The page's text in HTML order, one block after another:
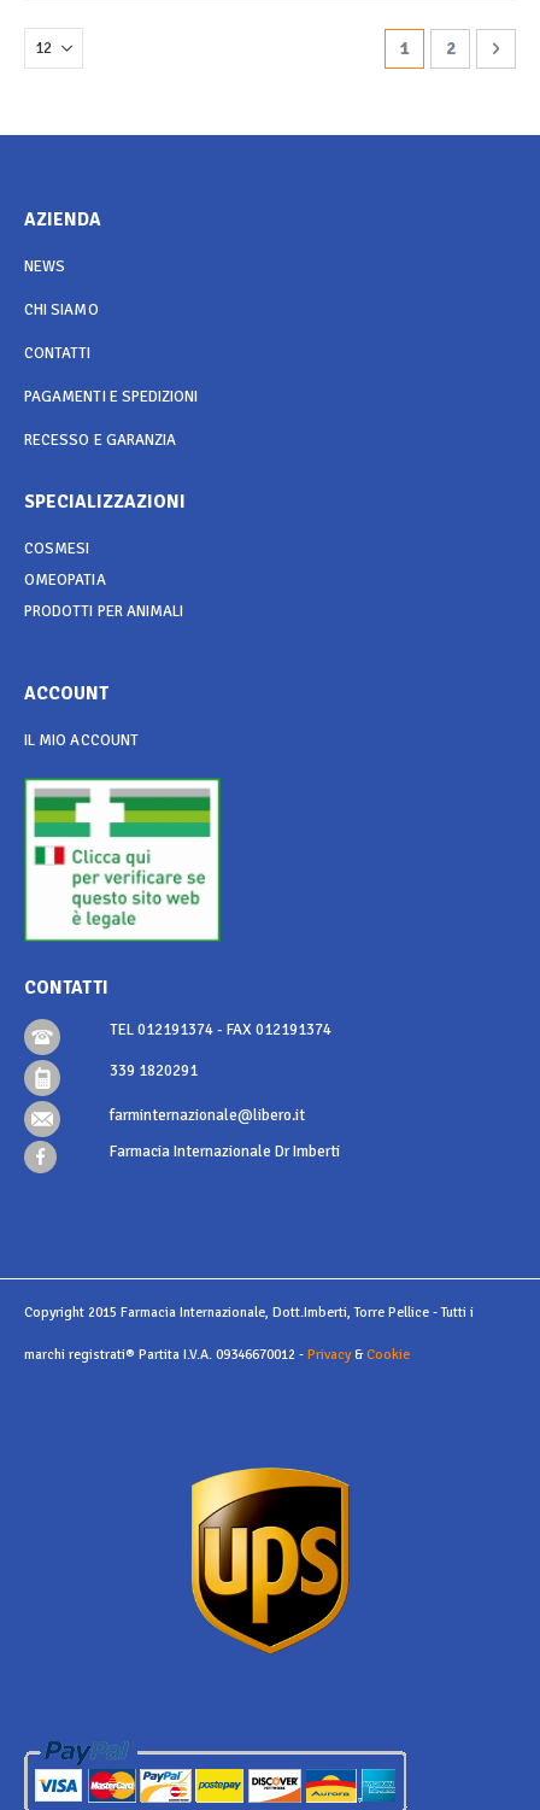
Pagina
Attualmente
1 Pagina
2
AZIENDA
NEWS
CHI SIAMO
CONTATTI
PAGAMENTI E SPEDIZIONI
RECESSO E GARANZIA
SPECIALIZZAZIONI
COSMESI
OMEOPATIA
PRODOTTI PER ANIMALI
ACCOUNT
IL MIO ACCOUNT
CONTATTI
TEL 012191374 - FAX 012191374
339 1820291
farminternazionale@libero.it
Farmacia Internazionale Dr Imberti
Copyright 2015 Farmacia Internazionale, Dott.Imberti, Torre Pellice - Tutti i
marchi registrati® Partita I.V.A. 09346670012 - Privacy&Cookie